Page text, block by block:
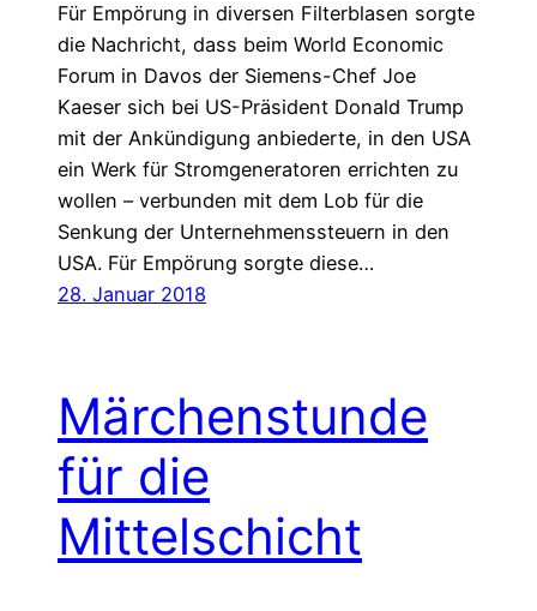
Für Empörung in diversen Filterblasen sorgte
die Nachricht, dass beim World Economic
Forum in Davos der Siemens-Chef Joe
Kaeser sich bei US-Präsident Donald Trump
mit der Ankündigung anbiederte, in den USA
ein Werk für Stromgeneratoren errichten zu
wollen – verbunden mit dem Lob für die
Senkung der Unternehmenssteuern in den
USA. Für Empörung sorgte diese…
28. Januar 2018
Märchenstunde
für die
Mittelschicht